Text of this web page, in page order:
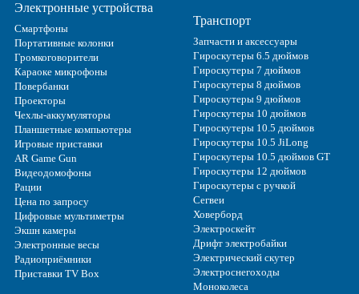
Электронные устройства
Смартфоны
Портативные колонки
Громкоговорители
Караоке микрофоны
Повербанки
Проекторы
Чехлы-аккумуляторы
Планшетные компьютеры
Игровые приставки
AR Game Gun
Видеодомофоны
Рации
Цена по запросу
Цифровые мультиметры
Экшн камеры
Электронные весы
Радиоприёмники
Приставки TV Box
Транспорт
Запчасти и аксессуары
Гироскутеры 6.5 дюймов
Гироскутеры 7 дюймов
Гироскутеры 8 дюймов
Гироскутеры 9 дюймов
Гироскутеры 10 дюймов
Гироскутеры 10.5 дюймов
Гироскутеры 10.5 JiLong
Гироскутеры 10.5 дюймов GT
Гироскутеры 12 дюймов
Гироскутеры с ручкой
Сегвеи
Ховерборд
Электроскейт
Дрифт электробайки
Электрический скутер
Электроснегоходы
Моноколеса